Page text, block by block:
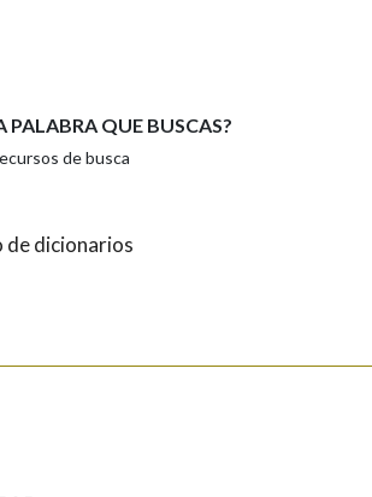
PALABRA QUE BUSCAS?
de busca
de dicionarios